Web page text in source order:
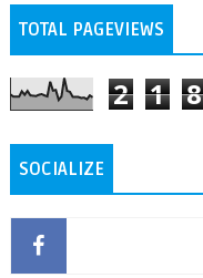
TOTAL PAGEVIEWS
2 1 8
SOCIALIZE